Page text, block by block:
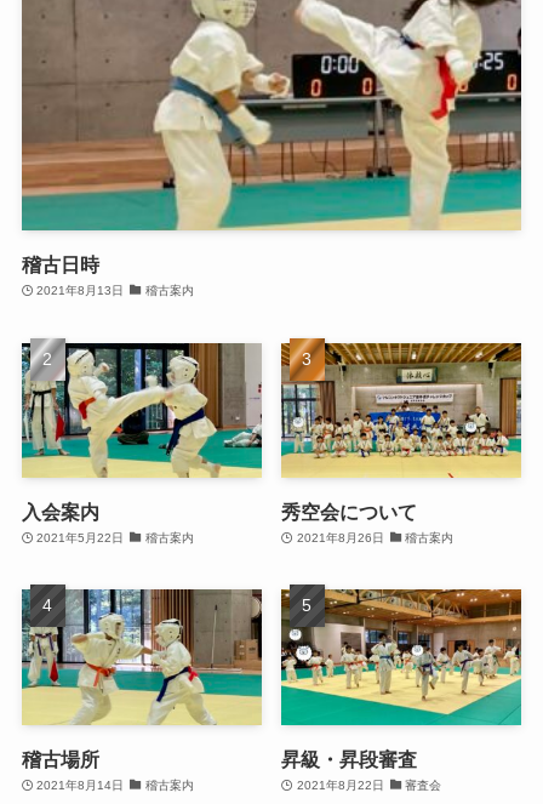
稽古日時
2021年8月13日 稽古案内
入会案内
2021年5月22日 稽古案内
秀空会について
2021年8月26日 稽古案内
稽古場所
2021年8月14日 稽古案内
昇級・昇段審査
2021年8月22日 審査会